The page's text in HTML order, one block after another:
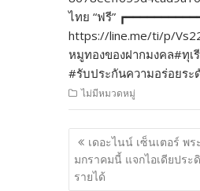
ไทย “ฟรี”
https://line.me/ti/p/
หมูทองของฝากมงคล#ทุเ
#รับประกันความอร่อยระ
ไม่มีหมวดหมู่
แนะแนว
เรื่อง
เดอะไนน์ เซ็นเตอร์ พ
มกราคมนี้ แจกไอเดียปร
รายได้